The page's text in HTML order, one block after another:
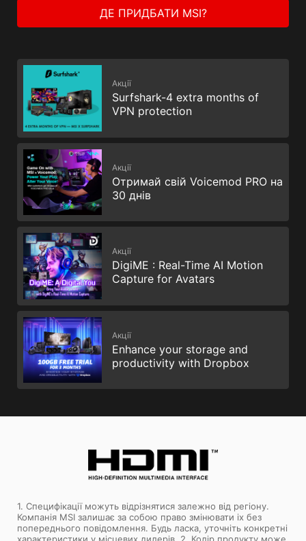
ДЕ ПРИДБАТИ MSI?
Акції
Surfshark-4 extra months of
VPN protection
Акції
Отримай свій Voicemod PRO на
30 днів
Акції
DigiME : Real-Time AI Motion
Capture for Avatars
Акції
Enhance your storage and
productivity with Dropbox
1. Специфікації можуть відрізнятися залежно від регіону.
Компанія MSI залишає за собою право змінювати іх без
попереднього повідомлення. Будь ласка, уточніть конкретні